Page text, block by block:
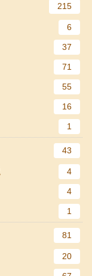
215
6
37
71
55
16
1
43
4
4
1
81
20